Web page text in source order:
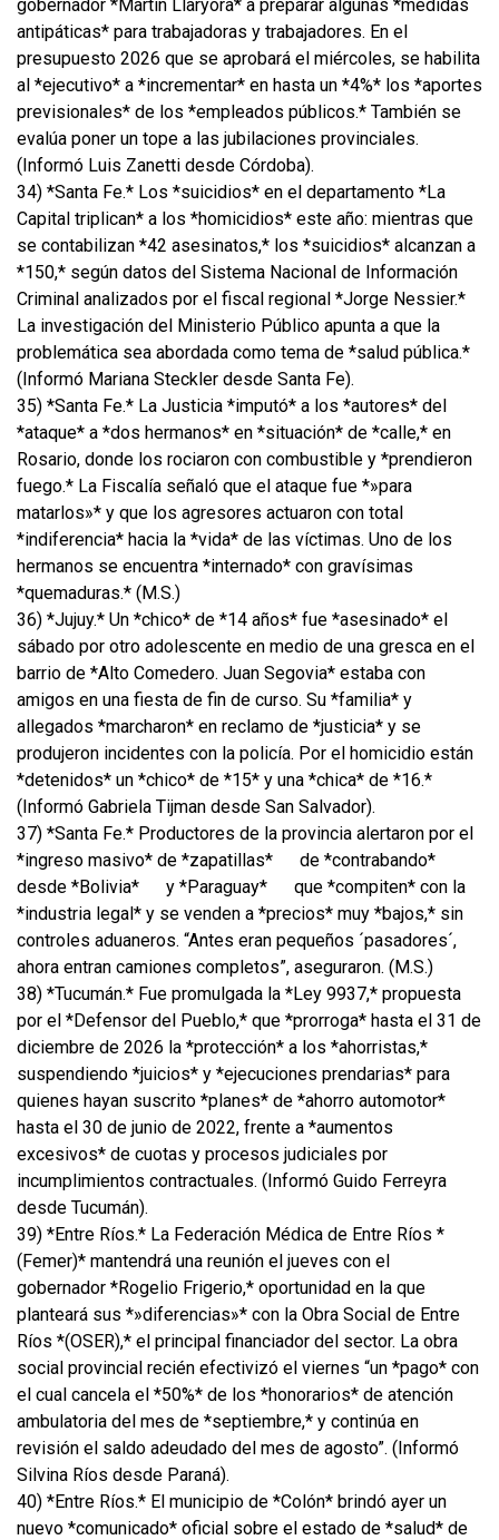
gobernador *Martín Llaryora* a preparar algunas *medidas
antipáticas* para trabajadoras y trabajadores. En el
presupuesto 2026 que se aprobará el miércoles, se habilita
al *ejecutivo* a *incrementar* en hasta un *4%* los *aportes
previsionales* de los *empleados públicos.* También se
evalúa poner un tope a las jubilaciones provinciales.
(Informó Luis Zanetti desde Córdoba).
34) *Santa Fe.* Los *suicidios* en el departamento *La
Capital triplican* a los *homicidios* este año: mientras que
se contabilizan *42 asesinatos,* los *suicidios* alcanzan a
*150,* según datos del Sistema Nacional de Información
Criminal analizados por el fiscal regional *Jorge Nessier.*
La investigación del Ministerio Público apunta a que la
problemática sea abordada como tema de *salud pública.*
(Informó Mariana Steckler desde Santa Fe).
35) *Santa Fe.* La Justicia *imputó* a los *autores* del
*ataque* a *dos hermanos* en *situación* de *calle,* en
Rosario, donde los rociaron con combustible y *prendieron
fuego.* La Fiscalía señaló que el ataque fue *»para
matarlos»* y que los agresores actuaron con total
*indiferencia* hacia la *vida* de las víctimas. Uno de los
hermanos se encuentra *internado* con gravísimas
*quemaduras.* (M.S.)
36) *Jujuy.* Un *chico* de *14 años* fue *asesinado* el
sábado por otro adolescente en medio de una gresca en el
barrio de *Alto Comedero. Juan Segovia* estaba con
amigos en una fiesta de fin de curso. Su *familia* y
allegados *marcharon* en reclamo de *justicia* y se
produjeron incidentes con la policía. Por el homicidio están
*detenidos* un *chico* de *15* y una *chica* de *16.*
(Informó Gabriela Tijman desde San Salvador).
37) *Santa Fe.* Productores de la provincia alertaron por el
*ingreso masivo* de *zapatillas*
de *contrabando*
desde *Bolivia*
y *Paraguay*
que *compiten* con la
*industria legal* y se venden a *precios* muy *bajos,* sin
controles aduaneros. “Antes eran pequeños ´pasadores´,
ahora entran camiones completos”, aseguraron. (M.S.)
38) *Tucumán.* Fue promulgada la *Ley 9937,* propuesta
por el *Defensor del Pueblo,* que *prorroga* hasta el 31 de
diciembre de 2026 la *protección* a los *ahorristas,*
suspendiendo *juicios* y *ejecuciones prendarias* para
quienes hayan suscrito *planes* de *ahorro automotor*
hasta el 30 de junio de 2022, frente a *aumentos
excesivos* de cuotas y procesos judiciales por
incumplimientos contractuales. (Informó Guido Ferreyra
desde Tucumán).
39) *Entre Ríos.* La Federación Médica de Entre Ríos *
(Femer)* mantendrá una reunión el jueves con el
gobernador *Rogelio Frigerio,* oportunidad en la que
planteará sus *»diferencias»* con la Obra Social de Entre
Ríos *(OSER),* el principal financiador del sector. La obra
social provincial recién efectivizó el viernes “un *pago* con
el cual cancela el *50%* de los *honorarios* de atención
ambulatoria del mes de *septiembre,* y continúa en
revisión el saldo adeudado del mes de agosto”. (Informó
Silvina Ríos desde Paraná).
40) *Entre Ríos.* El municipio de *Colón* brindó ayer un
nuevo *comunicado* oficial sobre el estado de *salud* de